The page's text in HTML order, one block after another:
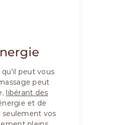
peut vous
peut
libérant des
et de
seulement vos